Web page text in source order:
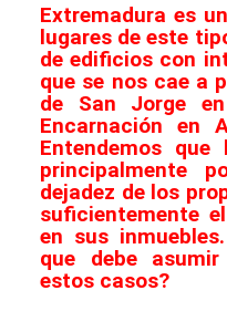
Extremadura es
lugares de este
de edificios con
que se nos cae a
de San Jorge
Encarnación en
Entendemos
principalmente
dejadez de los
suficientemente
en sus
que debe
estos casos?